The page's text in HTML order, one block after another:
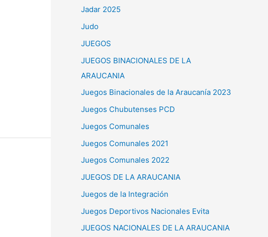
Jadar 2025
Judo
JUEGOS
JUEGOS BINACIONALES DE LA
ARAUCANIA
Juegos Binacionales de la Araucanía 2023
Juegos Chubutenses PCD
Juegos Comunales
Juegos Comunales 2021
Juegos Comunales 2022
JUEGOS DE LA ARAUCANIA
Juegos de la Integración
Juegos Deportivos Nacionales Evita
JUEGOS NACIONALES DE LA ARAUCANIA